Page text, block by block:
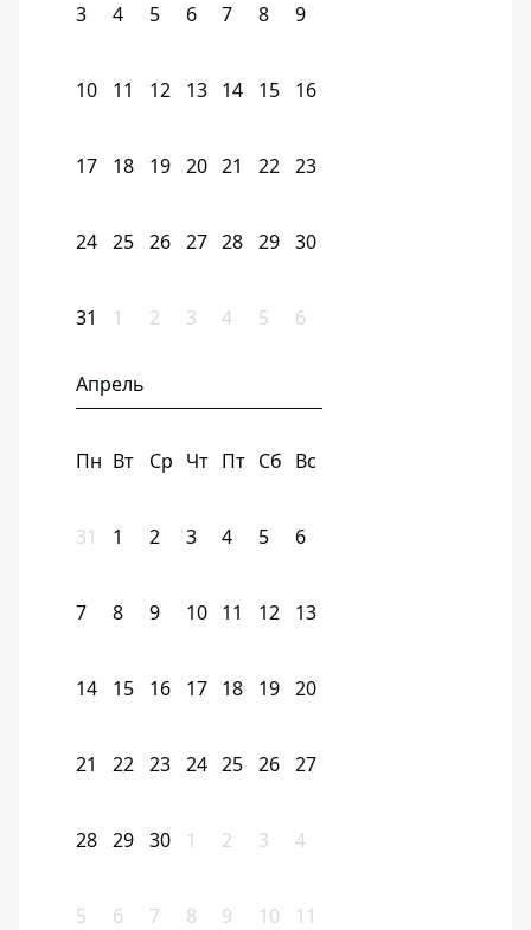
3 4 5 6 7 8 9
10 11 12 13 14 15 16
17 18 19 20 21 22 23
24 25 26 27 28 29 30
31 1 2 3 4 5 6
Апрель
Пн Вт Ср Чт Пт Сб Вс
31 1 2 3 4 5 6
7 8 9 10 11 12 13
14 15 16 17 18 19 20
21 22 23 24 25 26 27
28 29 30 1 2 3 4
5 6 7 8 9 10 11